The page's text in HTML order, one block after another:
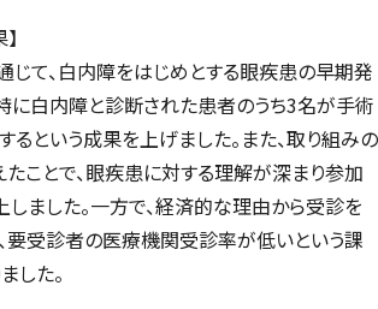
じて、白内障をはじめとする眼疾患の早期発
に白内障と診断された患者のうち3名が手術
るという成果を上げました。また、取り組みの
ことで、眼疾患に対する理解が深まり参加
ました。一方で、経済的な理由から受診を
要受診者の医療機関受診率が低いという課
した。